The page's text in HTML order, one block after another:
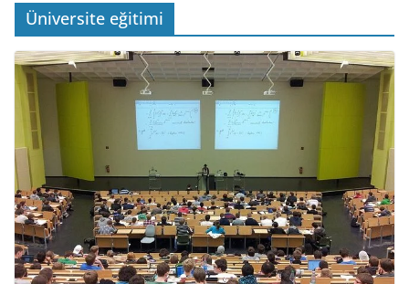
Üniversite eğitimi